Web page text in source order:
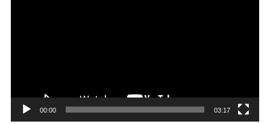
00:00 03:17